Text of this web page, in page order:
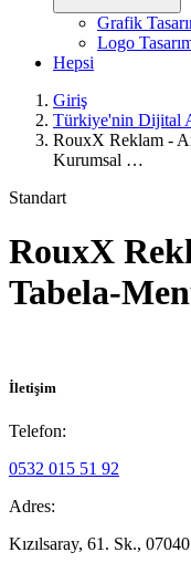
Grafik
Logo
Hepsi
Giriş
Türkiye'nin Dijital
RouxX Reklam -
Kurumsal …
Standart
RouxX
Tabela-
İletişim
Telefon:
0532 015 51 92
Adres:
Kızılsaray, 61. Sk.,